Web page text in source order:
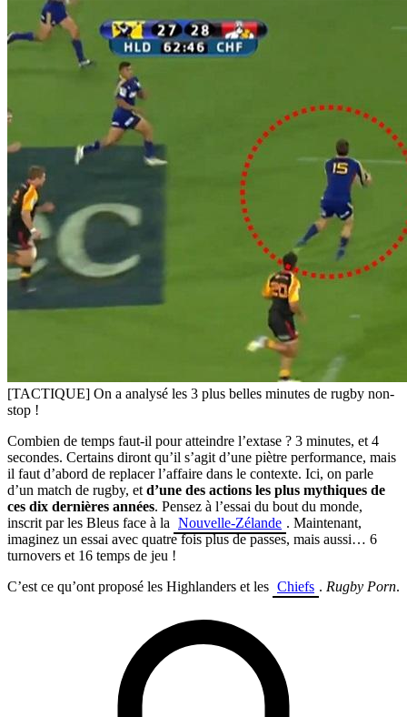
[TACTIQUE] On a analysé les 3 plus belles minutes de rugby non-
stop !
Combien de temps faut-il pour atteindre l’extase ? 3 minutes, et 4
secondes. Certains diront qu’il s’agit d’une piètre performance, mais
il faut d’abord de replacer l’affaire dans le contexte. Ici, on parle
d’un match de rugby, et d’une des actions les plus mythiques de
ces dix dernières années. Pensez à l’essai du bout du monde,
inscrit par les Bleus face à la Nouvelle-Zélande . Maintenant,
imaginez un essai avec quatre fois plus de passes, mais aussi… 6
turnovers et 16 temps de jeu !
C’est ce qu’ont proposé les Highlanders et les Chiefs . Rugby Porn.